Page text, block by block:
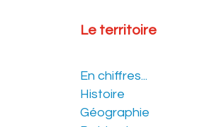
Le territoire
En chiffres...
Histoire
Géographie